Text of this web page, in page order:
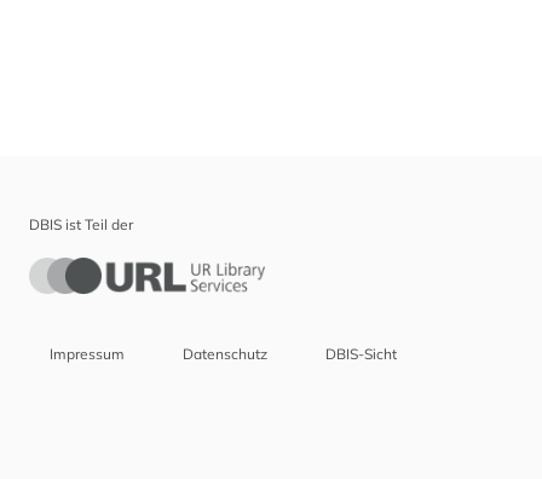
DBIS ist Teil der
Impressum Datenschutz DBIS-Sicht